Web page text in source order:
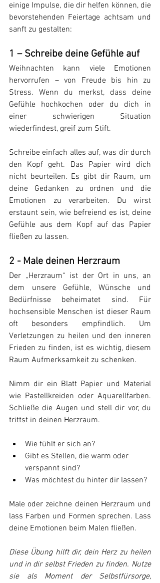
einige Impulse, die dir helfen können, die
bevorstehenden Feiertage achtsam und
sanft zu gestalten:
1 – Schreibe deine Gefühle auf
Weihnachten kann viele Emotionen
hervorrufen – von Freude bis hin zu
Stress. Wenn du merkst, dass deine
Gefühle hochkochen oder du dich in
einer schwierigen Situation
wiederfindest, greif zum Stift.
Schreibe einfach alles auf, was dir durch
den Kopf geht. Das Papier wird dich
nicht beurteilen. Es gibt dir Raum, um
deine Gedanken zu ordnen und die
Emotionen zu verarbeiten. Du wirst
erstaunt sein, wie befreiend es ist, deine
Gefühle aus dem Kopf auf das Papier
fließen zu lassen.
2 - Male deinen Herzraum
Der „Herzraum“ ist der Ort in uns, an
dem unsere Gefühle, Wünsche und
Bedürfnisse beheimatet sind. Für
hochsensible Menschen ist dieser Raum
oft besonders empfindlich. Um
Verletzungen zu heilen und den inneren
Frieden zu finden, ist es wichtig, diesem
Raum Aufmerksamkeit zu schenken.
Nimm dir ein Blatt Papier und Material
wie Pastellkreiden oder Aquarellfarben.
Schließe die Augen und stell dir vor, du
trittst in deinen Herzraum.
Wie fühlt er sich an?
Gibt es Stellen, die warm oder
verspannt sind?
Was möchtest du hinter dir lassen?
Male oder zeichne deinen Herzraum und
lass Farben und Formen sprechen. Lass
deine Emotionen beim Malen fließen.
Diese Übung hilft dir, dein Herz zu heilen
und in dir selbst Frieden zu finden. Nutze
sie als Moment der Selbstfürsorge,